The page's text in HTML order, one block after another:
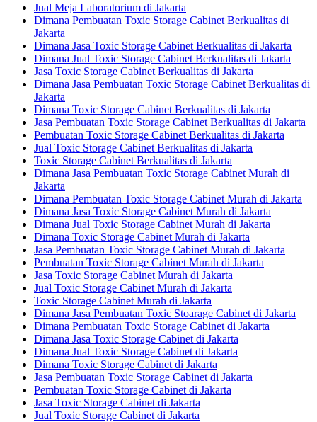
Jual Meja Laboratorium di Jakarta
Dimana Pembuatan Toxic Storage Cabinet Berkualitas di
Jakarta
Dimana Jasa Toxic Storage Cabinet Berkualitas di Jakarta
Dimana Jual Toxic Storage Cabinet Berkualitas di Jakarta
Jasa Toxic Storage Cabinet Berkualitas di Jakarta
Dimana Jasa Pembuatan Toxic Storage Cabinet Berkualitas di
Jakarta
Dimana Toxic Storage Cabinet Berkualitas di Jakarta
Jasa Pembuatan Toxic Storage Cabinet Berkualitas di Jakarta
Pembuatan Toxic Storage Cabinet Berkualitas di Jakarta
Jual Toxic Storage Cabinet Berkualitas di Jakarta
Toxic Storage Cabinet Berkualitas di Jakarta
Dimana Jasa Pembuatan Toxic Storage Cabinet Murah di
Jakarta
Dimana Pembuatan Toxic Storage Cabinet Murah di Jakarta
Dimana Jasa Toxic Storage Cabinet Murah di Jakarta
Dimana Jual Toxic Storage Cabinet Murah di Jakarta
Dimana Toxic Storage Cabinet Murah di Jakarta
Jasa Pembuatan Toxic Storage Cabinet Murah di Jakarta
Pembuatan Toxic Storage Cabinet Murah di Jakarta
Jasa Toxic Storage Cabinet Murah di Jakarta
Jual Toxic Storage Cabinet Murah di Jakarta
Toxic Storage Cabinet Murah di Jakarta
Dimana Jasa Pembuatan Toxic Stoarage Cabinet di Jakarta
Dimana Pembuatan Toxic Storage Cabinet di Jakarta
Dimana Jasa Toxic Storage Cabinet di Jakarta
Dimana Jual Toxic Storage Cabinet di Jakarta
Dimana Toxic Storage Cabinet di Jakarta
Jasa Pembuatan Toxic Storage Cabinet di Jakarta
Pembuatan Toxic Storage Cabinet di Jakarta
Jasa Toxic Storage Cabinet di Jakarta
Jual Toxic Storage Cabinet di Jakarta